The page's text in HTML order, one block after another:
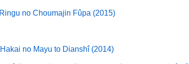
no Choumajin Fûpa (2015)
no Mayu to Dianshî (2014)